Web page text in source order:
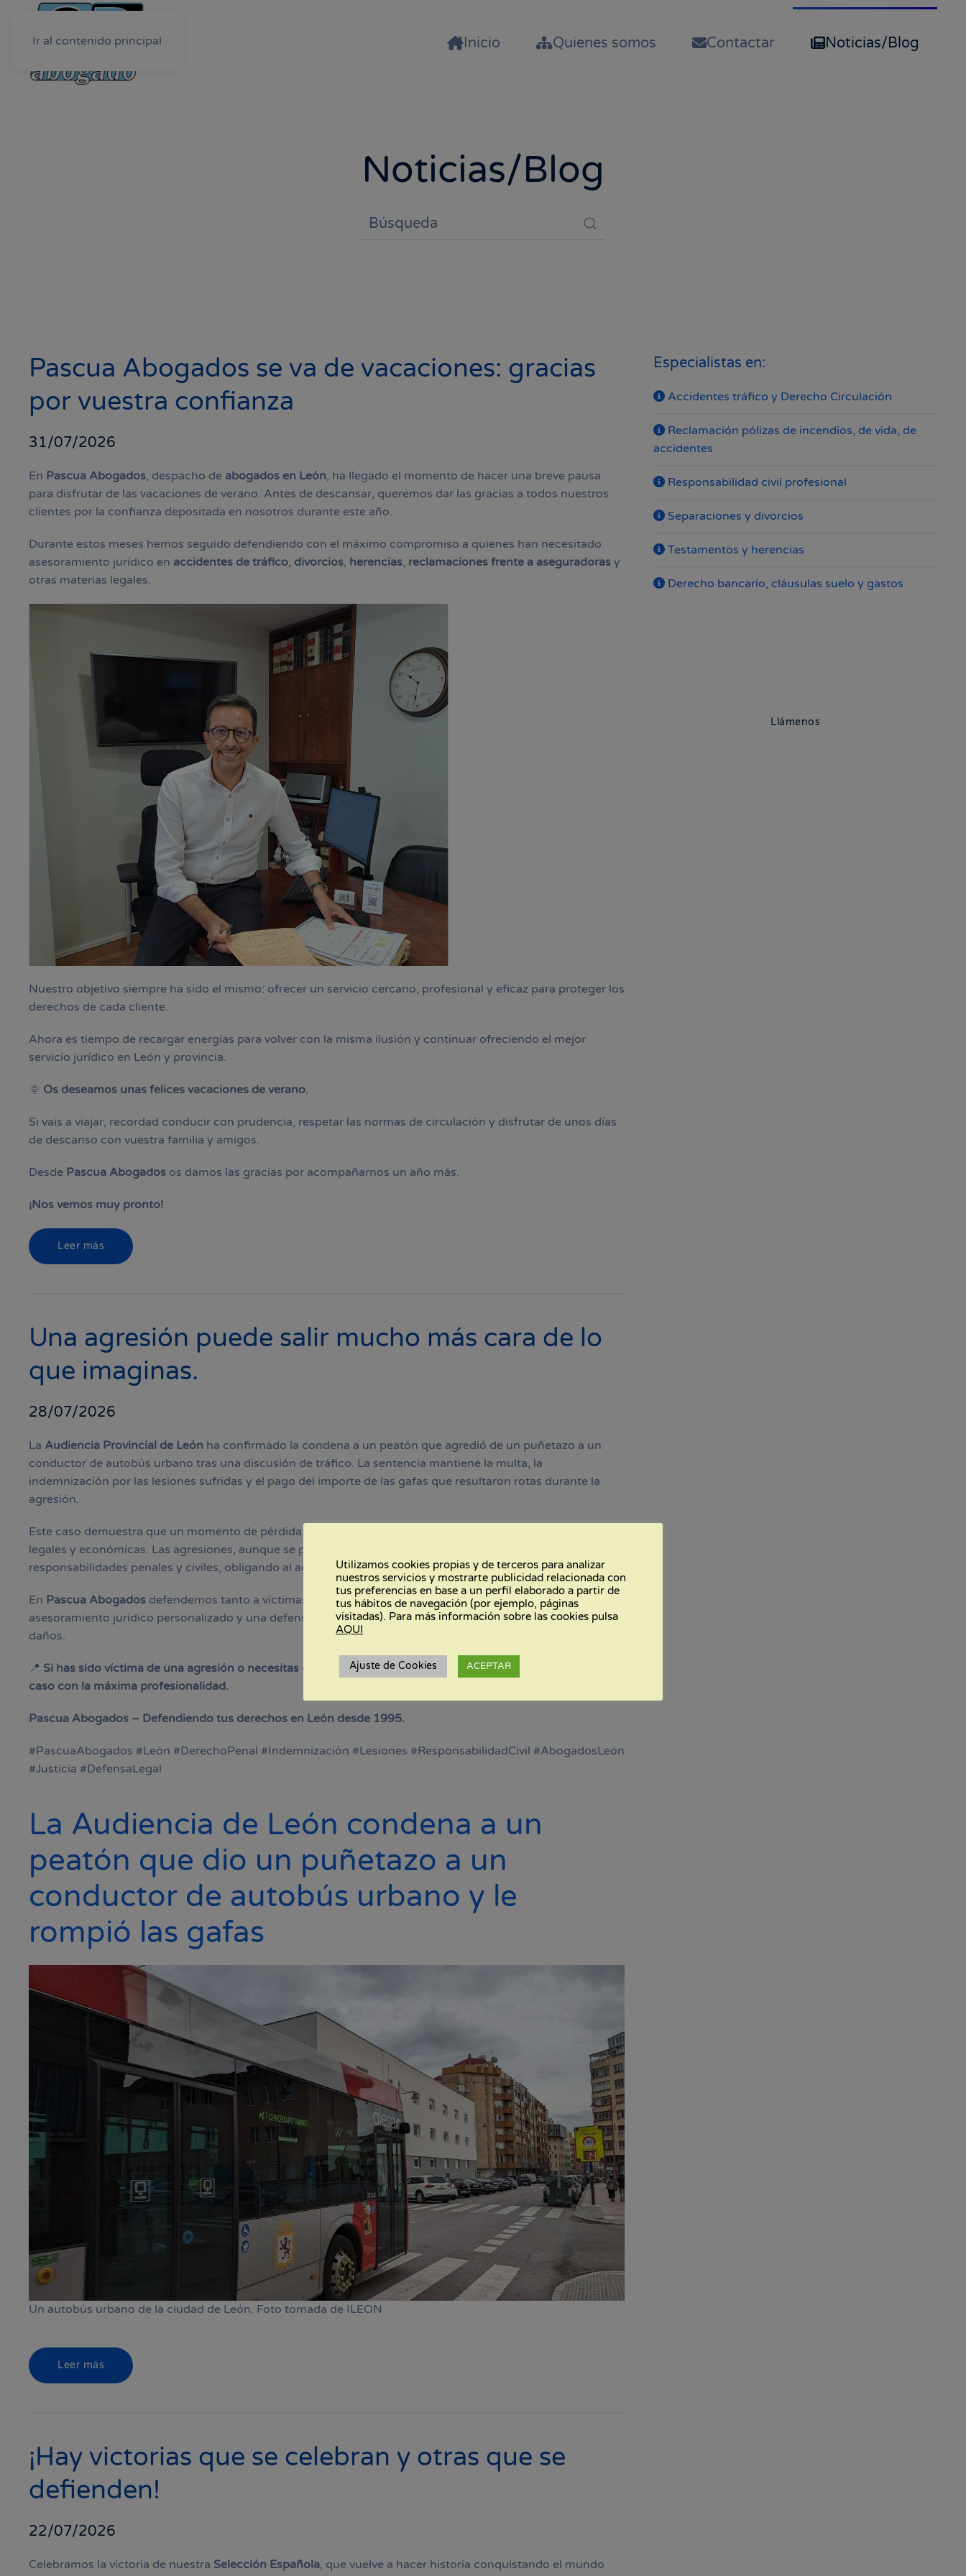
Ir al contenido principal Inicio Quienes somos Contactar Noticias/Blog
Noticias/Blog
Pascua Abogados se va de vacaciones: gracias
por vuestra confianza
31/07/2026
En Pascua Abogados, despacho de abogados en León, ha llegado el momento de hacer una breve pausa
para disfrutar de las vacaciones de verano. Antes de descansar, queremos dar las gracias a todos nuestros
clientes por la confianza depositada en nosotros durante este año.
Durante estos meses hemos seguido defendiendo con el máximo compromiso a quienes han necesitado
asesoramiento jurídico en accidentes de tráfico, divorcios, herencias, reclamaciones frente a aseguradoras y
otras materias legales.
Nuestro objetivo siempre ha sido el mismo: ofrecer un servicio cercano, profesional y eficaz para proteger los
derechos de cada cliente.
Ahora es tiempo de recargar energías para volver con la misma ilusión y continuar ofreciendo el mejor
servicio jurídico en León y provincia.
🌞 Os deseamos unas felices vacaciones de verano.
Si vais a viajar, recordad conducir con prudencia, respetar las normas de circulación y disfrutar de unos días
de descanso con vuestra familia y amigos.
Desde Pascua Abogados os damos las gracias por acompañarnos un año más.
¡Nos vemos muy pronto!
Leer más
Una agresión puede salir mucho más cara de lo
que imaginas.
28/07/2026
La Audiencia Provincial de León ha confirmado la condena a un peatón que agredió de un puñetazo a un
conductor de autobús urbano tras una discusión de tráfico. La sentencia mantiene la multa, la
indemnización por las lesiones sufridas y el pago del importe de las gafas que resultaron rotas durante la
agresión.
Este caso demuestra que un momento de pérdida de control puede tener importantes consecuencias
legales y económicas. Las agresiones, aunque se produzcan tras una discusión, pueden dar lugar a
responsabilidades penales y civiles, obligando al agresor a indemnizar todos los daños causados.
En Pascua Abogados defendemos tanto a víctimas como a personas investigadas, ofreciendo un
asesoramiento jurídico personalizado y una defensa eficaz en procedimientos penales y reclamaciones por
daños.
📍 Si has sido víctima de una agresión o necesitas defensa legal, estamos a tu disposición para estudiar tu
caso con la máxima profesionalidad.
Pascua Abogados – Defendiendo tus derechos en León desde 1995.
#PascuaAbogados #León #DerechoPenal #Indemnización #Lesiones #ResponsabilidadCivil #AbogadosLeón
#Justicia #DefensaLegal
La Audiencia de León condena a un
peatón que dio un puñetazo a un
conductor de autobús urbano y le
rompió las gafas
Un autobús urbano de la ciudad de León. Foto tomada de ILEON
Leer más
¡Hay victorias que se celebran y otras que se
defienden!
22/07/2026
Celebramos la victoria de nuestra Selección Española, que vuelve a hacer historia conquistando el mundo
Especialistas en:
Accidentes tráfico y Derecho Circulación
Reclamación pólizas de incendios, de vida, de
accidentes
Responsabilidad civil profesional
Separaciones y divorcios
Testamentos y herencias
Derecho bancario, cláusulas suelo y gastos
Llámenos
Utilizamos cookies propias y de terceros para analizar
nuestros servicios y mostrarte publicidad relacionada con
tus preferencias en base a un perfil elaborado a partir de
tus hábitos de navegación (por ejemplo, páginas
visitadas). Para más información sobre las cookies pulsa
AQUI
Ajuste de Cookies ACEPTAR